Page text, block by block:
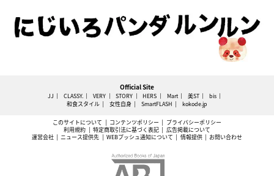
Official Site
JJ CLASSY. VERY STORY HERS Mart 美ST
bis
和食スタイル
女性自身 SmartFLASH kokode.jp
このサイトについて コンテンツポリシー
プライバシーポリシー
利用規約
特定商取引法に基づく表記
広告掲載について
運営会社
ニュース提供先 WEBプッシュ通知について 情報提供 お問い合わせ